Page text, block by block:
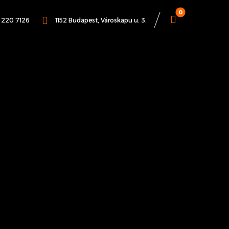
1152 Budapest, Városkapu u. 3.
220 7126